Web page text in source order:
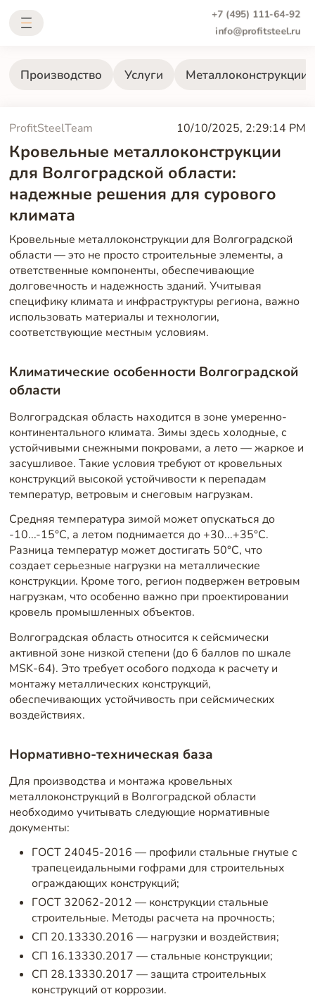
+7 (495) 111-64-92
info@profitsteel.ru
Производство Услуги Металлоконструкции
ProfitSteelTeam 10/10/2025, 2:29:14 PM
Кровельные металлоконструкции
для Волгоградской области:
надежные решения для сурового
климата
Кровельные металлоконструкции для Волгоградской
области — это не просто строительные элементы, а
ответственные компоненты, обеспечивающие
долговечность и надежность зданий. Учитывая
специфику климата и инфраструктуры региона, важно
использовать материалы и технологии,
соответствующие местным условиям.
Климатические особенности Волгоградской
области
Волгоградская область находится в зоне умеренно-
континентального климата. Зимы здесь холодные, с
устойчивыми снежными покровами, а лето — жаркое и
засушливое. Такие условия требуют от кровельных
конструкций высокой устойчивости к перепадам
температур, ветровым и снеговым нагрузкам.
Средняя температура зимой может опускаться до
-10...-15°C, а летом поднимается до +30...+35°C.
Разница температур может достигать 50°C, что
создает серьезные нагрузки на металлические
конструкции. Кроме того, регион подвержен ветровым
нагрузкам, что особенно важно при проектировании
кровель промышленных объектов.
Волгоградская область относится к сейсмически
активной зоне низкой степени (до 6 баллов по шкале
MSK-64). Это требует особого подхода к расчету и
монтажу металлических конструкций,
обеспечивающих устойчивость при сейсмических
воздействиях.
Нормативно-техническая база
Для производства и монтажа кровельных
металлоконструкций в Волгоградской области
необходимо учитывать следующие нормативные
документы:
ГОСТ 24045-2016 — профили стальные гнутые с
трапецеидальными гофрами для строительных
ограждающих конструкций;
ГОСТ 32062-2012 — конструкции стальные
строительные. Методы расчета на прочность;
СП 20.13330.2016 — нагрузки и воздействия;
СП 16.13330.2017 — стальные конструкции;
СП 28.13330.2017 — защита строительных
конструкций от коррозии.